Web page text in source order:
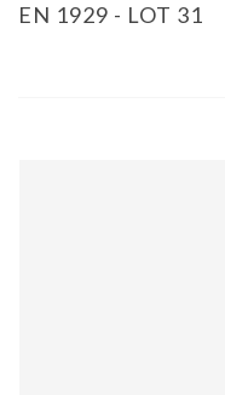
EN 1929 - LOT 31